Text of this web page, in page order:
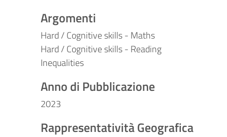
Argomenti
Hard / Cognitive skills - Maths
Hard / Cognitive skills - Reading
Inequalities
Anno di Pubblicazione
2023
Rappresentatività Geografica